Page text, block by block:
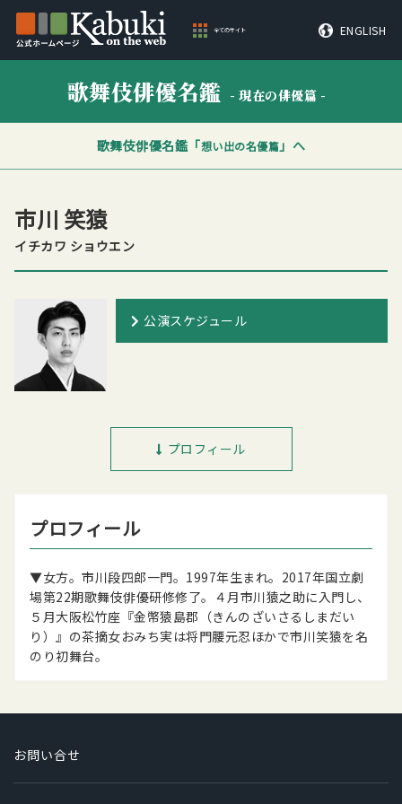
全てのサイト ENGLISH
歌舞伎俳優名鑑 - 現在の俳優篇 -
歌舞伎俳優名鑑「想い出の名優篇」へ
市川 笑猿
イチカワ ショウエン
公演スケジュール
プロフィール
プロフィール
▼女方。市川段四郎一門。1997年生まれ。2017年国立劇
場第22期歌舞伎俳優研修修了。４月市川猿之助に入門し、
５月大阪松竹座『金幣猿島郡（きんのざいさるしまだい
り）』の茶摘女おみち実は将門腰元忍ほかで市川笑猿を名
のり初舞台。
お問い合せ